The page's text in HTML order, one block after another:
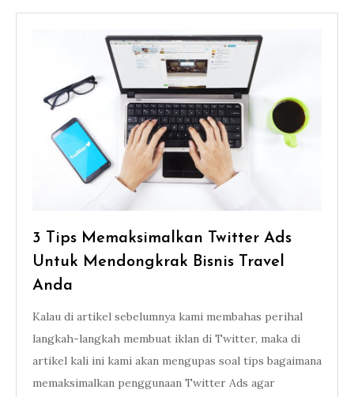
3 Tips Memaksimalkan Twitter Ads
Untuk Mendongkrak Bisnis Travel
Anda
Kalau di artikel sebelumnya kami membahas perihal
langkah-langkah membuat iklan di Twitter, maka di
artikel kali ini kami akan mengupas soal tips bagaimana
memaksimalkan penggunaan Twitter Ads agar